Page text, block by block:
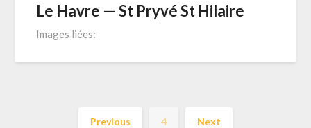
Le Havre — St Pryvé St Hilaire
Images liées:
Previous 4 Next